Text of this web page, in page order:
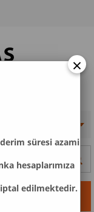
×
süresi azami
hesaplarımıza
iptal edilmektedir.